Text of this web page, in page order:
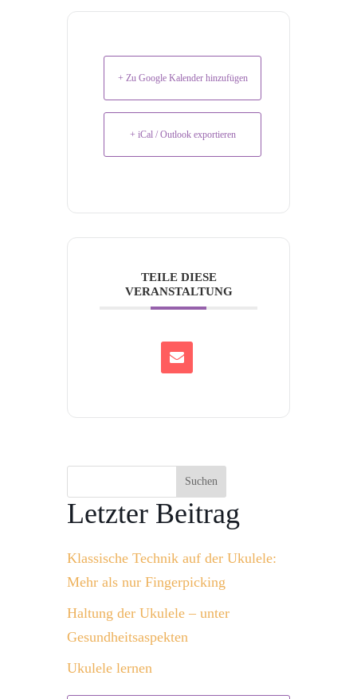
+ Zu Google Kalender hinzufügen
+ iCal / Outlook exportieren
TEILE DIESE
VERANSTALTUNG
Suchen
Letzter Beitrag
Klassische Technik auf der Ukulele:
Mehr als nur Fingerpicking
Haltung der Ukulele – unter
Gesundheitsaspekten
Ukulele lernen